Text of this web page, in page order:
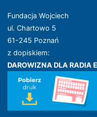
Fundacja Wojciech
ul. Chartowo 5
61-245 Poznań
z dopiskiem:
DAROWIZNA DLA RADIA